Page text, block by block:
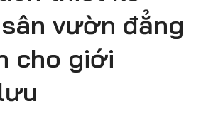
vườn đẳng
cho giới